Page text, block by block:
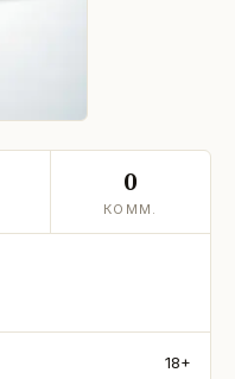
0
КОММ.
18+